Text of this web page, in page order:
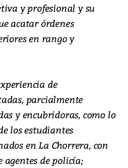
y profesional y su
acatar órdenes
en rango y
de
parcialmente
y encubridoras, como lo
los estudiantes
en La Chorrera, con
de policía;